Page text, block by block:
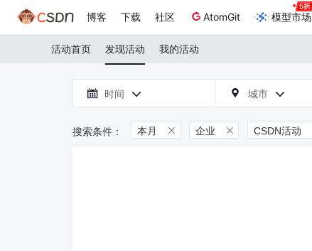
博客 下载 社区 AtomGit 模型市场
活动首页 发现活动 我的活动
 时间   城市 
本月  企业  CSDN活动